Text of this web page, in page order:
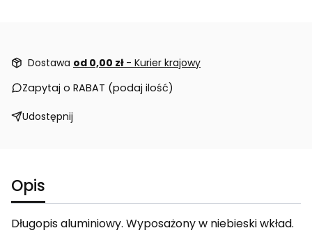
Dostawa od 0,00 zł - Kurier krajowy
Zapytaj o RABAT (podaj ilość)
Udostępnij
Opis
Długopis aluminiowy. Wyposażony w niebieski wkład.